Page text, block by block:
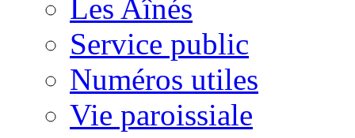
Les Aînés
Service public
Numéros utiles
Vie paroissiale